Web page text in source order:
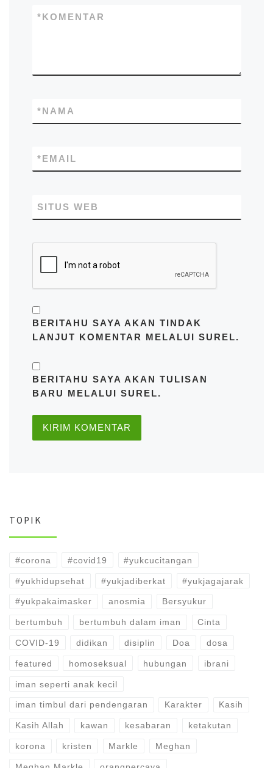
KOMENTAR
*
NAMA
*
EMAIL
*
SITUS WEB
BERITAHU SAYA AKAN TINDAK
LANJUT KOMENTAR MELALUI SUREL.
BERITAHU SAYA AKAN TULISAN
BARU MELALUI SUREL.
TOPIK
#corona #covid19 #yukcucitangan
#yukhidupsehat #yukjadiberkat #yukjagajarak
#yukpakaimasker anosmia Bersyukur
bertumbuh bertumbuh dalam iman Cinta
COVID-19 didikan disiplin Doa dosa
featured homoseksual hubungan ibrani
iman seperti anak kecil
iman timbul dari pendengaran Karakter Kasih
Kasih Allah kawan kesabaran ketakutan
korona kristen Markle Meghan